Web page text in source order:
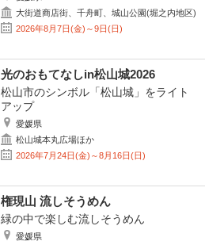
大街道商店街、千舟町、城山公園(堀之内地区)
2026年8月7日(金)～9日(日)
光のおもてなしin松山城2026
松山市のシンボル「松山城」をライト
アップ
愛媛県
松山城本丸広場ほか
2026年7月24日(金)～8月16日(日)
権現山 流しそうめん
緑の中で楽しむ流しそうめん
愛媛県